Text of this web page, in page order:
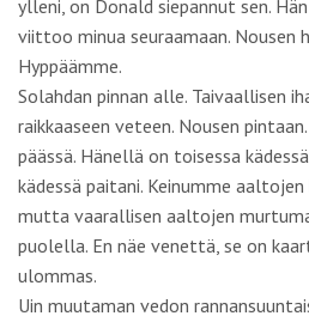
ulommas.
Uin muutaman vedon
viikkotolkulla kaihoisasti tätä
haluaisi vain jäädä siihen
aikaa. Olla ajattelematta edessä
Donald vaikuttaa poikkeuksellisesti
ei tietysti ole niin mukavaa, kun on
”Mentäisiinkö rantaan”, hän
vastaan.
Nyt tulee pelottava vaihe. Miten